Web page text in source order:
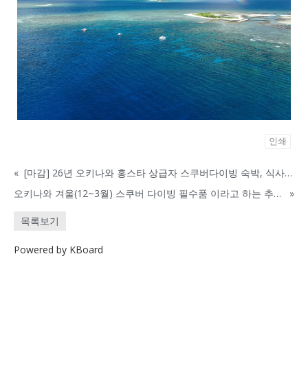
인쇄
«
[마감] 26년 오키나와 홍스타 상급자 스쿠버다이빙 숙박, 식사 올인원 패키지
오키나와 겨울(12~3월) 스쿠버 다이빙 필수품 이라고 하는 추천 아이템
»
목록보기
Powered by KBoard